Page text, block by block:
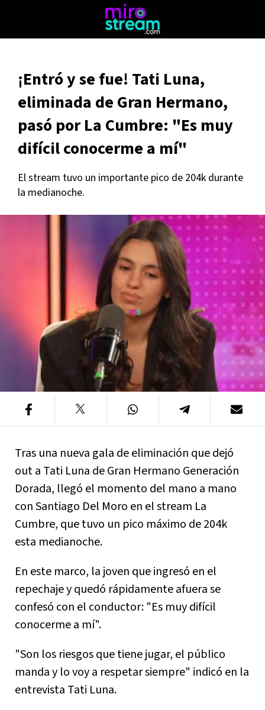
¡Entró y se fue! Tati Luna,
eliminada de Gran Hermano,
pasó por La Cumbre: "Es muy
difícil conocerme a mí"
El stream tuvo un importante pico de 204k durante
la medianoche.
Tras una nueva gala de eliminación que dejó
out a Tati Luna de Gran Hermano Generación
Dorada, llegó el momento del mano a mano
con Santiago Del Moro en el stream La
Cumbre, que tuvo un pico máximo de 204k
esta medianoche.
En este marco, la joven que ingresó en el
repechaje y quedó rápidamente afuera se
confesó con el conductor: "Es muy difícil
conocerme a mí".
"Son los riesgos que tiene jugar, el público
manda y lo voy a respetar siempre" indicó en la
entrevista Tati Luna.